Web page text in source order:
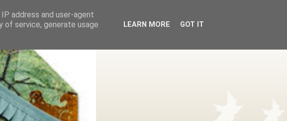
address and user-agent
of service, generate usage
LEARN MORE GOT IT